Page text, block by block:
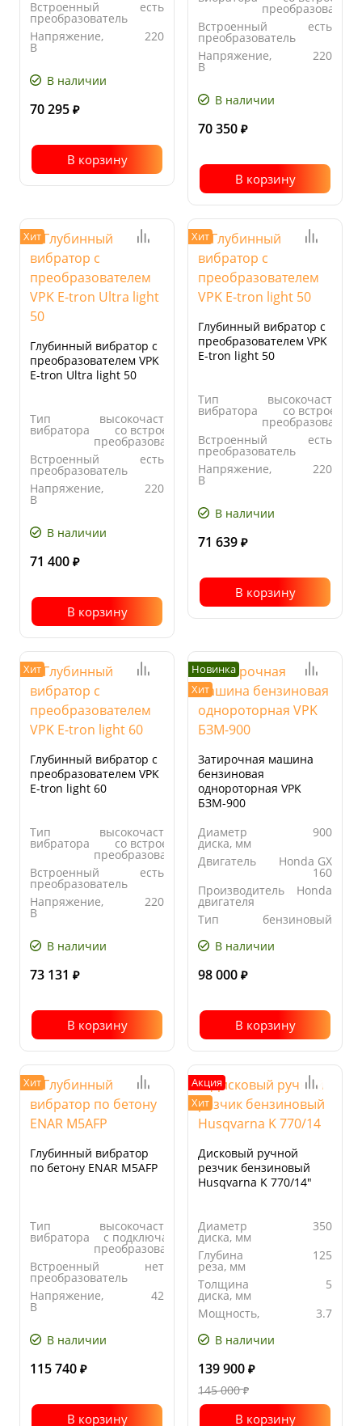
Встроенный
преобразователь
есть
Напряжение,
В
220
сила, кН
В наличии
70 295 ₽
В корзину
Встроенный
преобразователь
есть
Напряжение,
В
220
сила, кН
В наличии
70 350 ₽
В корзину
Хит
Глубинный вибратор с
преобразователем VPK
E-tron Ultra light 50
Тип
вибратора
высокочастотный
со встроенным
преобразователем
Встроенный
преобразователь
есть
Напряжение,
В
220
сила, кН
В наличии
71 400 ₽
В корзину
Хит
Глубинный вибратор с
преобразователем VPK
E-tron light 50
Тип
вибратора со
Встроенный
преобразователь
есть
Напряжение,
В
220
сила, кН
В наличии
71 639 ₽
В корзину
Хит
Глубинный вибратор с
преобразователем VPK
E-tron light 60
Тип
вибратора
высокочастотный
со встроенным
преобразователем
Встроенный
преобразователь
есть
Напряжение,
В
220
сила, кН
В наличии
73 131 ₽
В корзину
Новинка
Хит
Затирочная машина
бензиновая
однороторная VPK
БЗМ-900
Диаметр
диска, мм
900
Двигатель
Honda GX
160
Производитель
двигателя
Honda
Тип
бензиновый
В наличии
98 000 ₽
В корзину
Хит
Глубинный вибратор
по бетону ENAR М5AFР
Тип
вибратора
высокочастотный
с подключаемым
преобразователем
Встроенный
преобразователь
нет
Напряжение,
В
42
вращения,
об/мин
В наличии
115 740 ₽
В корзину
Акция
Хит
Дисковый ручной
резчик бензиновый
Husqvarna K 770/14"
Диаметр
диска, мм
350
Глубина
реза, мм
125
Толщина
диска, мм
5
Мощность,
3.7
В наличии
139 900 ₽
145 000₽
В корзину